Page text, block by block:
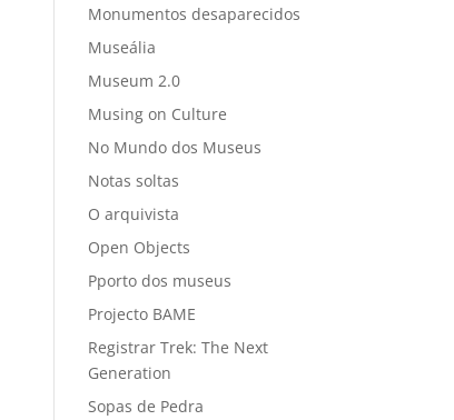
Monumentos desaparecidos
Museália
Museum 2.0
Musing on Culture
No Mundo dos Museus
Notas soltas
O arquivista
Open Objects
Pporto dos museus
Projecto BAME
Registrar Trek: The Next
Generation
Sopas de Pedra